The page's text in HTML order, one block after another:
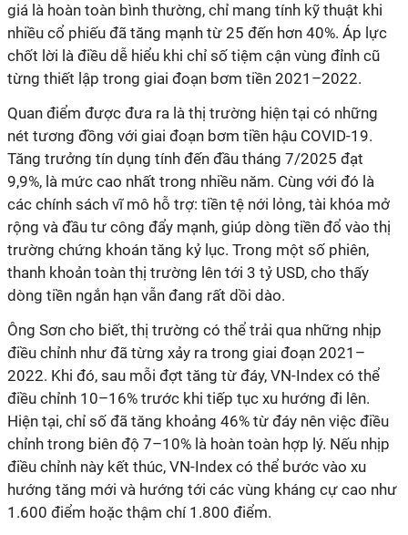
giá là hoàn toàn bình thường, chỉ mang tính kỹ thuật khi
nhiều cổ phiếu đã tăng mạnh từ 25 đến hơn 40%. Áp lực
chốt lời là điều dễ hiểu khi chỉ số tiệm cận vùng đỉnh cũ
từng thiết lập trong giai đoạn bơm tiền 2021–2022.
Quan điểm được đưa ra là thị trường hiện tại có những
nét tương đồng với giai đoạn bơm tiền hậu COVID-19.
Tăng trưởng tín dụng tính đến đầu tháng 7/2025 đạt
9,9%, là mức cao nhất trong nhiều năm. Cùng với đó là
các chính sách vĩ mô hỗ trợ: tiền tệ nới lỏng, tài khóa mở
rộng và đầu tư công đẩy mạnh, giúp dòng tiền đổ vào thị
trường chứng khoán tăng kỷ lục. Trong một số phiên,
thanh khoản toàn thị trường lên tới 3 tỷ USD, cho thấy
dòng tiền ngắn hạn vẫn đang rất dồi dào.
Ông Sơn cho biết, thị trường có thể trải qua những nhịp
điều chỉnh như đã từng xảy ra trong giai đoạn 2021–
2022. Khi đó, sau mỗi đợt tăng từ đáy, VN-Index có thể
điều chỉnh 10–16% trước khi tiếp tục xu hướng đi lên.
Hiện tại, chỉ số đã tăng khoảng 46% từ đáy nên việc điều
chỉnh trong biên độ 7–10% là hoàn toàn hợp lý. Nếu nhịp
điều chỉnh này kết thúc, VN-Index có thể bước vào xu
hướng tăng mới và hướng tới các vùng kháng cự cao như
1.600 điểm hoặc thậm chí 1.800 điểm.